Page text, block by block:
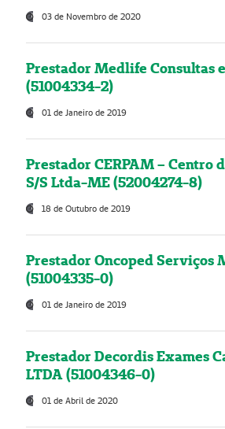
03 de Novembro de 2020
Prestador Medlife Consultas
(51004334-2)
01 de Janeiro de 2019
Prestador CERPAM – Centro
S/S Ltda-ME (52004274-8)
18 de Outubro de 2019
Prestador Oncoped Serviços
(51004335-0)
01 de Janeiro de 2019
Prestador Decordis Exames
LTDA (51004346-0)
01 de Abril de 2020